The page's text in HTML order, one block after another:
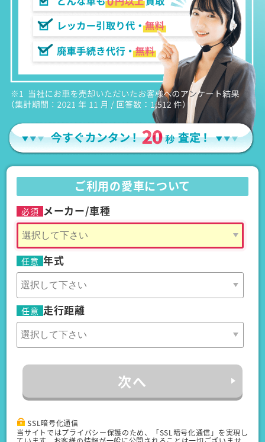
ご利用の愛車について
必須 メーカー/車種
任意 年式
任意 走行距離
次へ
SSL暗号化通信
当サイトではプライバシー保護のため、「SSL暗号化通信」を実現し